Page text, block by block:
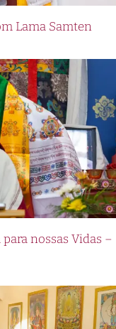
Lama Samten
nossas Vidas –